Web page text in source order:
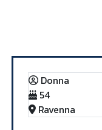
Donna
54
Ravenna